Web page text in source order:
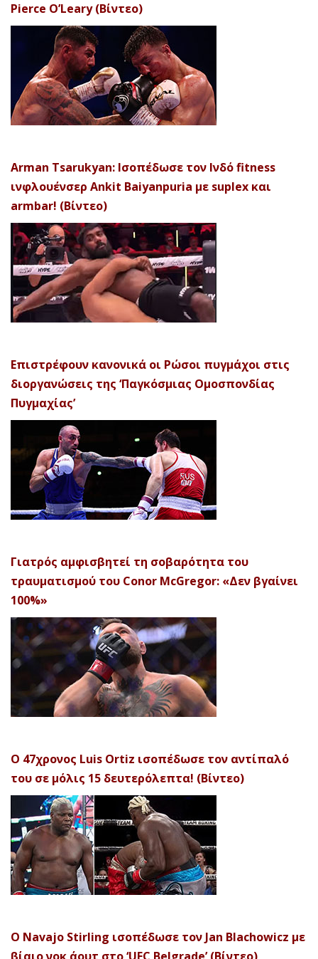
Pierce O’Leary (Βίντεο)
Arman Tsarukyan: Ισοπέδωσε τον Ινδό fitness
ινφλουένσερ Ankit Baiyanpuria με suplex και
armbar! (Βίντεο)
Επιστρέφουν κανονικά οι Ρώσοι πυγμάχοι στις
διοργανώσεις της ‘Παγκόσμιας Ομοσπονδίας
Πυγμαχίας’
Γιατρός αμφισβητεί τη σοβαρότητα του
τραυματισμού του Conor McGregor: «Δεν βγαίνει
100%»
Ο 47χρονος Luis Ortiz ισοπέδωσε τον αντίπαλό
του σε μόλις 15 δευτερόλεπτα! (Βίντεο)
Ο Navajo Stirling ισοπέδωσε τον Jan Blachowicz με